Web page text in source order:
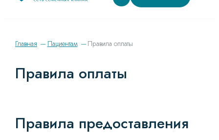
Главная Пациентам Правила оплаты
Правила оплаты
Правила предоставления